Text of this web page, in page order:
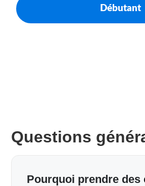
Débutant
Questions
Pourquoi prendre des